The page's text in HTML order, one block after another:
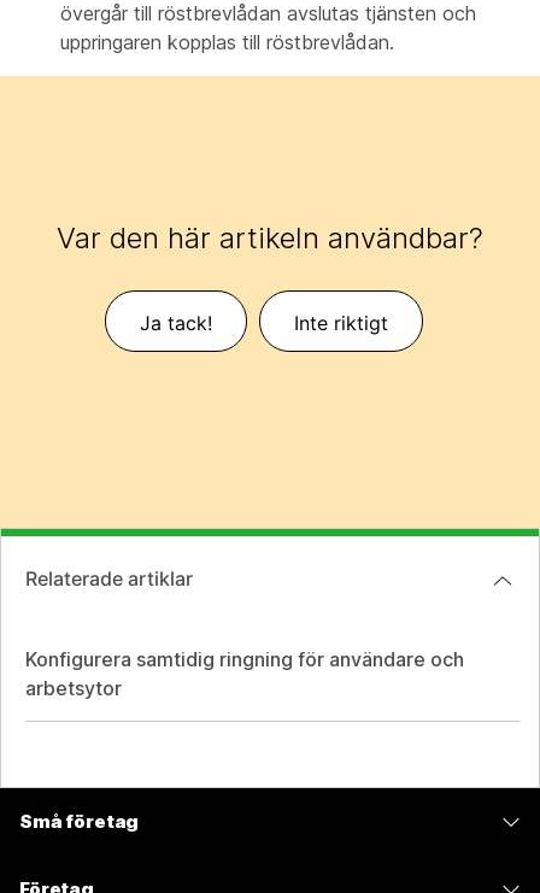
övergår till röstbrevlådan avslutas tjänsten och
uppringaren kopplas till röstbrevlådan.
Var den här artikeln användbar?
Ja tack! Inte riktigt
Relaterade artiklar
Konfigurera samtidig ringning för användare och
arbetsytor
Små företag